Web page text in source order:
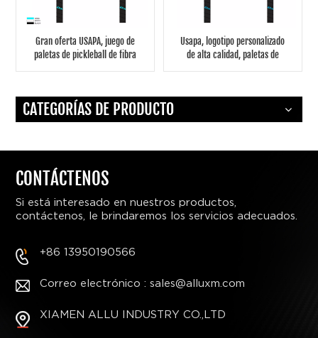
Gran oferta USAPA, juego de
paletas de pickleball de fibra
Usapa, logotipo personalizado
de alta calidad, paletas de
de vidrio prensada en frío
CATEGORÍAS DE PRODUCTO
CONTÁCTENOS
Si está interesado en nuestros productos,
contáctenos, le brindaremos los servicios adecuados.
+86 13950190566
Correo electrónico : sales@alluxm.com
XIAMEN ALLU INDUSTRY CO.,LTD